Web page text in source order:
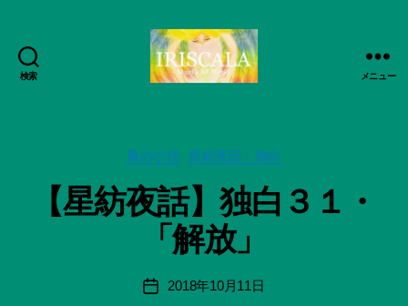
検索
日
記
録・
品
メニュー
カ
ー
風の小径 星紡夜話・独白
【星紡夜話】独白３１・
「解放」
投
稿
智
日
月
＊
投
2018年10月11日